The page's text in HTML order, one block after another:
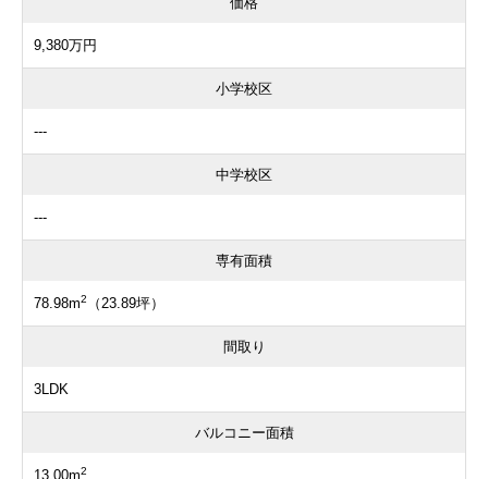
9,380万円
小学校区
---
中学校区
---
専有面積
78.98m2 （23.89坪）
間取り
3LDK
バルコニー面積
13.00m2